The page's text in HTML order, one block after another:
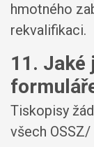
hmotného
rekvalifikaci.
11. Jaké
Tiskopisy
všech